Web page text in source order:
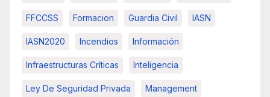
FFCCSS Formacion Guardia Civil IASN
IASN2020 Incendios Información
Infraestructuras Críticas Inteligencia
Ley De Seguridad Privada Management